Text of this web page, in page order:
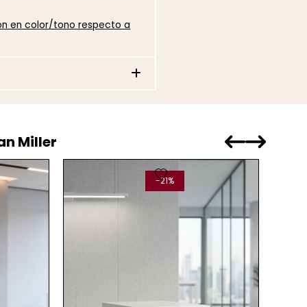
en color/tono respecto a
Miller
-21%
favorite